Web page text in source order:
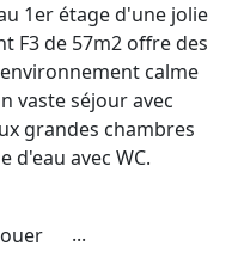
1er étage d'une jolie
F3 de 57m2 offre des
calme
vaste séjour avec
grandes chambres
d'eau avec WC.
...